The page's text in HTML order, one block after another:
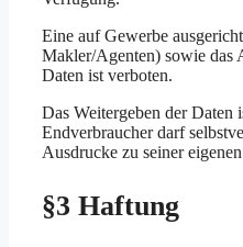
Eine auf Gewerbe
Makler/Agenten) sowie das
Daten ist verboten.
Das Weitergeben der Daten
Endverbraucher darf
Ausdrucke zu seiner
§3 Haftung